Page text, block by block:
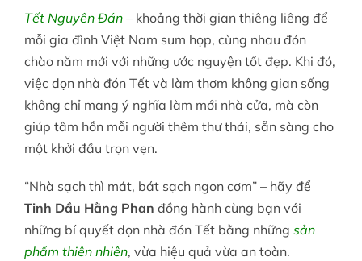
Tin tức
Liên hệ
Tết Nguyên Đán– khoảng thời gian thiêng liêng để
mỗi gia đình Việt Nam sum họp, cùng nhau đón
chào năm mới với những ước nguyện tốt đẹp. Khi đó,
việc dọn nhà đón Tết và làm thơm không gian sống
không chỉ mang ý nghĩa làm mới nhà cửa, mà còn
giúp tâm hồn mỗi người thêm thư thái, sẵn sàng cho
một khởi đầu trọn vẹn.
“Nhà sạch thì mát, bát sạch ngon cơm” – hãy để
Tinh Dầu Hằng Phan đồng hành cùng bạn với
những bí quyết dọn nhà đón Tết bằng những sản
phẩm thiên nhiên, vừa hiệu quả vừa an toàn.